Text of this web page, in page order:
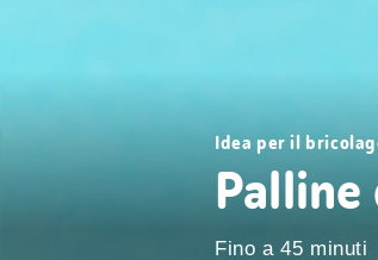
Idea per il
Palline
Fino a 45 minuti